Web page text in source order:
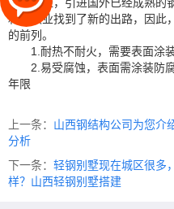
和钢铁业找到了新的出路，因此
的前列。
1.耐热不耐火，需要表面涂
2.易受腐蚀，表面需涂装防
年限
上一条： 山西钢结构公司为您介
分析
下一条： 轻钢别墅现在城区很多
样？山西轻钢别墅搭建